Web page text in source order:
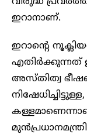
ഇറാനാണ്.
ഇറാന്റെ
എതിർക്കുന്നത്
അസ്തിത്വ